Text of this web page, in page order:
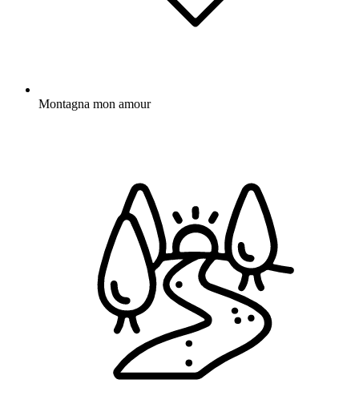
Montagna mon amour